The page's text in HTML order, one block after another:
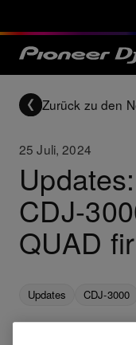
Zurück zu den
25 Juli, 2024
CDJ-
QUAD
Updates CDJ-3000